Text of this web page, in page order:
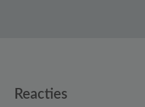
Reader
Reacties